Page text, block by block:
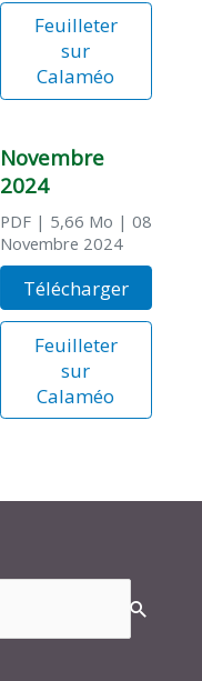
Feuilleter
sur
Calaméo
Novembre
2024
PDF| 5,66 Mo | 08
Novembre 2024
Télécharger
Feuilleter
sur
Calaméo